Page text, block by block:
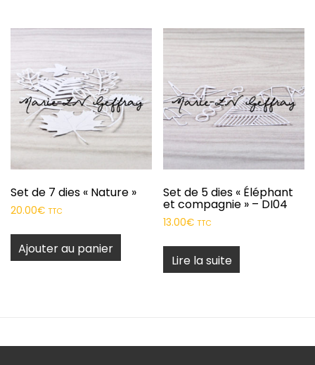
Set de 7 dies « Nature »
20.00€ TTC
Ajouter au panier
Set de 5 dies « Éléphant
et compagnie » – DI04
13.00€ TTC
Lire la suite